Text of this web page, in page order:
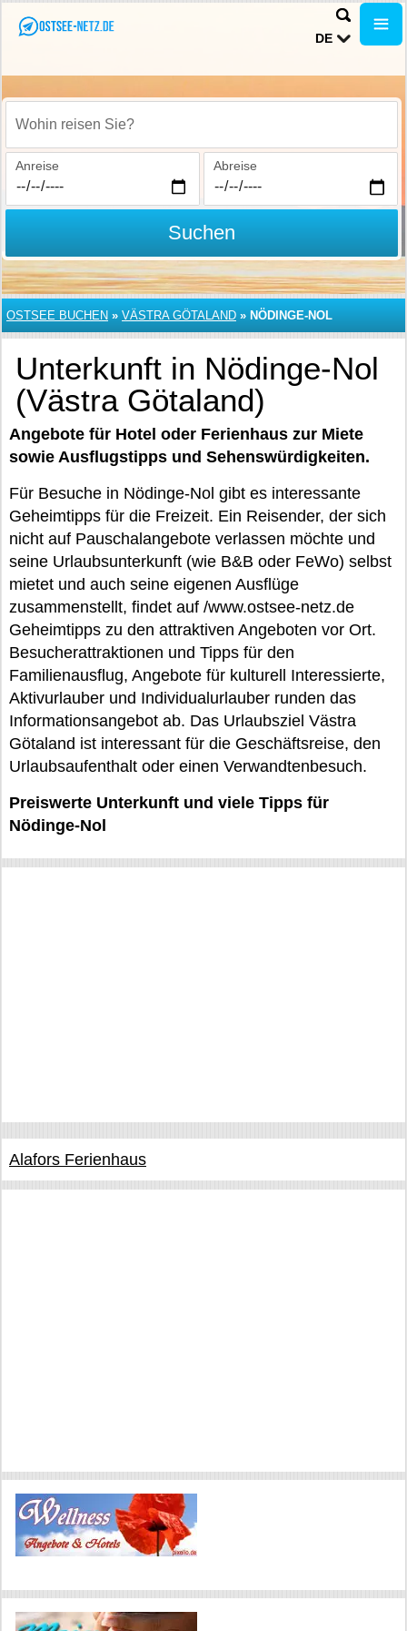
DE
Wohin reisen Sie?
Anreise Abreise
Suchen
OSTSEE BUCHEN » VÄSTRA GÖTALAND » NÖDINGE-NOL
Unterkunft in Nödinge-Nol
(Västra Götaland)
Angebote für Hotel oder Ferienhaus zur Miete
sowie Ausflugstipps und Sehenswürdigkeiten.
Für Besuche in Nödinge-Nol gibt es interessante
Geheimtipps für die Freizeit. Ein Reisender, der sich
nicht auf Pauschalangebote verlassen möchte und
seine Urlaubsunterkunft (wie B&B oder FeWo) selbst
mietet und auch seine eigenen Ausflüge
zusammenstellt, findet auf /www.ostsee-netz.de
Geheimtipps zu den attraktiven Angeboten vor Ort.
Besucherattraktionen und Tipps für den
Familienausflug, Angebote für kulturell Interessierte,
Aktivurlauber und Individualurlauber runden das
Informationsangebot ab. Das Urlaubsziel Västra
Götaland ist interessant für die Geschäftsreise, den
Urlaubsaufenthalt oder einen Verwandtenbesuch.
Preiswerte Unterkunft und viele Tipps für
Nödinge-Nol
Alafors Ferienhaus